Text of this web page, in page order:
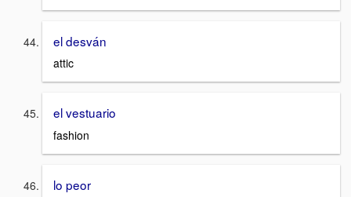
el desván
attic
el vestuario
fashion
lo peor